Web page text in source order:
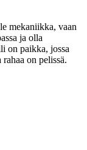
mekaniikka, vaan
ja olla
on paikka, jossa
on pelissä.